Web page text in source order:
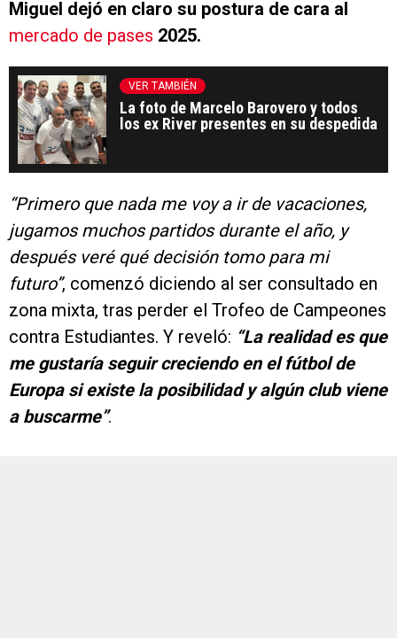
Miguel dejó en claro su postura de cara al
mercado de pases 2025.
VER TAMBIÉN
La foto de Marcelo Barovero y todos
los ex River presentes en su despedida
“Primero que nada me voy a ir de vacaciones,
jugamos muchos partidos durante el año, y
después veré qué decisión tomo para mi
futuro”, comenzó diciendo al ser consultado en
zona mixta, tras perder el Trofeo de Campeones
contra Estudiantes. Y reveló: “La realidad es que
me gustaría seguir creciendo en el fútbol de
Europa si existe la posibilidad y algún club viene
a buscarme”.